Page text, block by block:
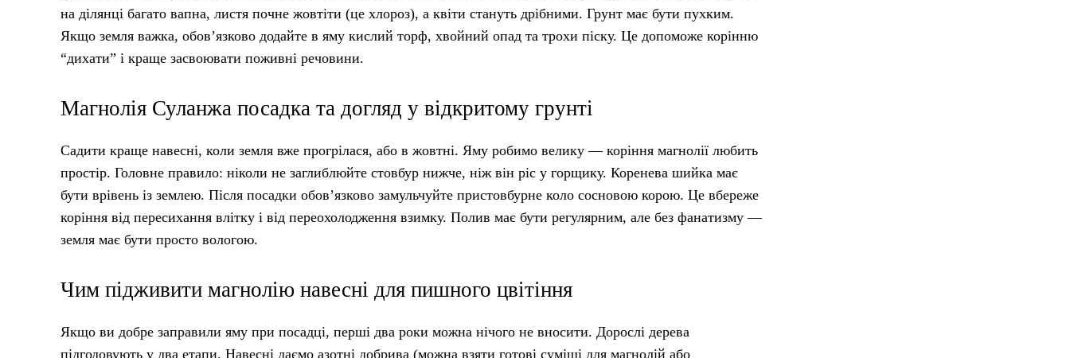
на ділянці багато вапна, листя почне жовтіти (це хлороз), а квіти стануть дрібними. Грунт має бути пухким.
Якщо земля важка, обов’язково додайте в яму кислий торф, хвойний опад та трохи піску. Це допоможе корінню
“дихати” і краще засвоювати поживні речовини.
Магнолія Суланжа посадка та догляд у відкритому грунті
Садити краще навесні, коли земля вже прогрілася, або в жовтні. Яму робимо велику — коріння магнолії любить
простір. Головне правило: ніколи не заглиблюйте стовбур нижче, ніж він ріс у горщику. Коренева шийка має
бути врівень із землею. Після посадки обов’язково замульчуйте пристовбурне коло сосновою корою. Це вбереже
коріння від пересихання влітку і від переохолодження взимку. Полив має бути регулярним, але без фанатизму —
земля має бути просто вологою.
Чим підживити магнолію навесні для пишного цвітіння
Якщо ви добре заправили яму при посадці, перші два роки можна нічого не вносити. Дорослі дерева
підгодовують у два етапи. Навесні даємо азотні добрива (можна взяти готові суміші для магнолій або